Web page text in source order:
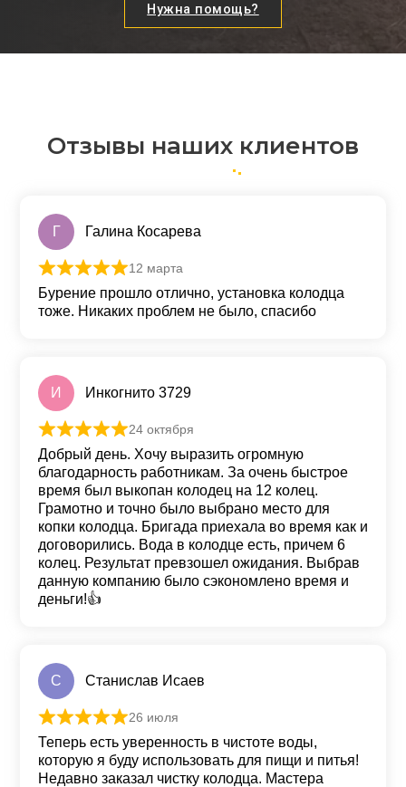
Нужна помощь?
Отзывы наших клиентов
Г Галина Косарева
Оценка из 5
12 марта
Бурение прошло отлично, установка колодца
тоже. Никаких проблем не было, спасибо
И Инкогнито 3729
Оценка
24 октября
Добрый день. Хочу выразить огромную
благодарность работникам. За очень быстрое
время был выкопан колодец на 12 колец.
Грамотно и точно было выбрано место для
копки колодца. Бригада приехала во время как и
договорились. Вода в колодце есть, причем 6
колец. Результат превзошел ожидания. Выбрав
данную компанию было сэкономлено время и
деньги!👍
С Станислав Исаев
Оценка
26 июля
Теперь есть уверенность в чистоте воды,
которую я буду использовать для пищи и питья!
Недавно заказал чистку колодца. Мастера